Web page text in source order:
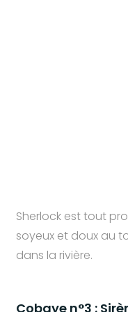
Sherlock est tout
soyeux et doux au
dans la rivière.
Cobaye n°3 :